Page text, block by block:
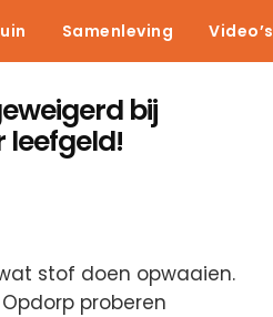
Samenleving Video’s
bij
leefgeld!
stof doen opwaaien.
proberen